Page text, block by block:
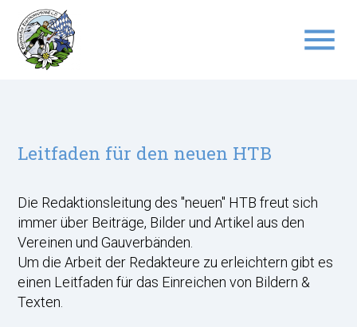
menu
Leitfaden für den neuen HTB
Die Redaktionsleitung des "neuen" HTB freut sich
immer über Beiträge, Bilder und Artikel aus den
Vereinen und Gauverbänden.
Um die Arbeit der Redakteure zu erleichtern gibt es
einen Leitfaden für das Einreichen von Bildern &
Texten.